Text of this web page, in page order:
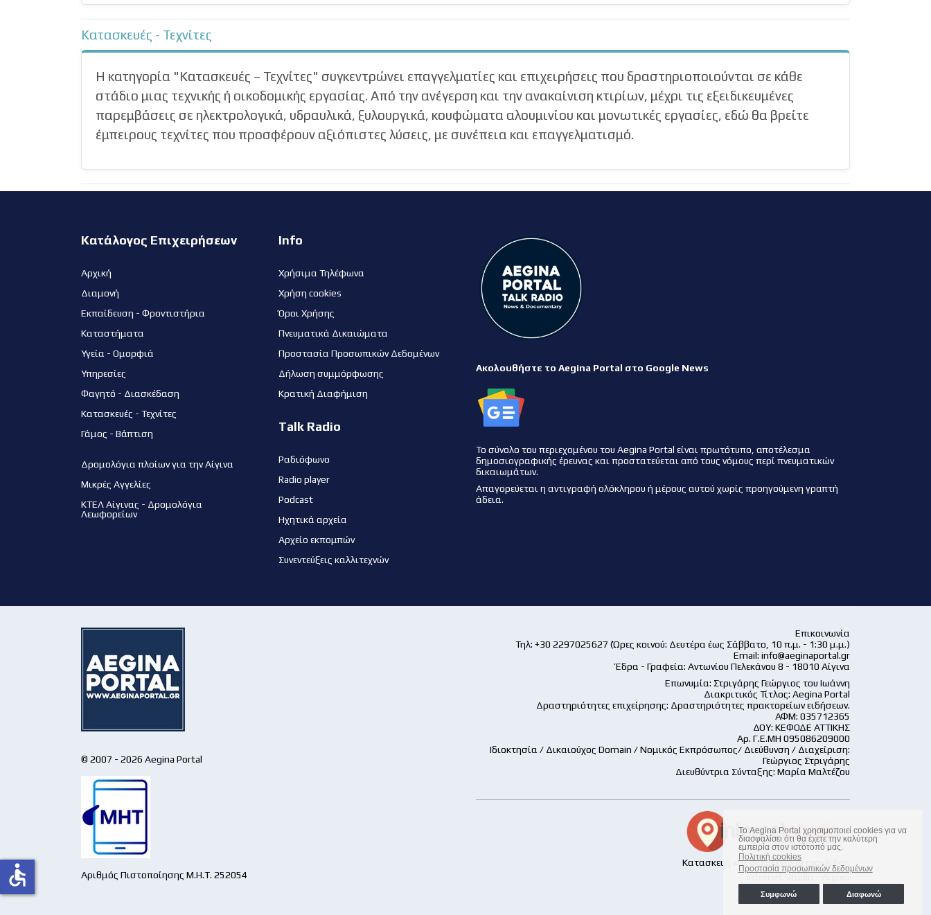
Το Aegina Portal χρησιμοποιεί cookies για να
διασφαλίσει ότι θα έχετε την καλύτερη
εμπειρία στον ιστότοπό μας.
Πολιτική cookies
Προστασία προσωπικών δεδομένων
Συμφωνώ Διαφωνώ
Κατασκευές - Τεχνίτες
Η κατηγορία "Κατασκευές – Τεχνίτες" συγκεντρώνει επαγγελματίες και επιχειρήσεις που δραστηριοποιούνται σε κάθε
στάδιο μιας τεχνικής ή οικοδομικής εργασίας. Από την ανέγερση και την ανακαίνιση κτιρίων, μέχρι τις εξειδικευμένες
παρεμβάσεις σε ηλεκτρολογικά, υδραυλικά, ξυλουργικά, κουφώματα αλουμινίου και μονωτικές εργασίες, εδώ θα βρείτε
έμπειρους τεχνίτες που προσφέρουν αξιόπιστες λύσεις, με συνέπεια και επαγγελματισμό.
Κατάλογος Επιχειρήσεων
Αρχική
Διαμονή
Εκπαίδευση - Φροντιστήρια
Καταστήματα
Υγεία - Ομορφιά
Υπηρεσίες
Φαγητό - Διασκέδαση
Κατασκευές - Τεχνίτες
Γάμος - Βάπτιση
Δρομολόγια πλοίων για την Αίγινα
Μικρές Αγγελίες
ΚΤΕΛ Αίγινας - Δρομολόγια
Λεωφορείων
Info
Χρήσιμα Τηλέφωνα
Χρήση cookies
Όροι Χρήσης
Πνευματικά Δικαιώματα
Προστασία Προσωπικών Δεδομένων
Δήλωση συμμόρφωσης
Κρατική Διαφήμιση
Talk Radio
Ραδιόφωνο
Radio player
Podcast
Ηχητικά αρχεία
Αρχείο εκπομπών
Συνεντεύξεις καλλιτεχνών
Ακολουθήστε το Aegina Portal στο Google News
Το σύνολο του περιεχομένου του Aegina Portal είναι πρωτότυπο, αποτέλεσμα
δημοσιογραφικής έρευνας και προστατεύεται από τους νόμους περί πνευματικών
δικαιωμάτων.
Απαγορεύεται η αντιγραφή ολόκληρου ή μέρους αυτού χωρίς προηγούμενη γραπτή
άδεια.
© 2007 - 2026 Aegina Portal
Αριθμός Πιστοποίησης Μ.Η.Τ. 252054
Επικοινωνία
Τηλ: +30 2297025627 (Ώρες κοινού: Δευτέρα έως Σάββατο, 10 π.μ. - 1:30 μ.μ.)
Email: info@aeginaportal.gr
Έδρα - Γραφεία: Αντωνίου Πελεκάνου 8 - 18010 Αίγινα
Επωνυμία: Στριγάρης Γεώργιος του Ιωάννη
Διακριτικός Τίτλος: Aegina Portal
Δραστηριότητες επιχείρησης: Δραστηριότητες πρακτορείων ειδήσεων.
ΑΦΜ: 035712365
ΔΟΥ: ΚΕΦΟΔΕ ΑΤΤΙΚΗΣ
Αρ. Γ.Ε.ΜΗ 095086209000
Ιδιοκτησία / Δικαιούχος Domain / Νομικός Εκπρόσωπος/ Διεύθυνση / Διαχείριση:
Γεώργιος Στριγάρης
Διευθύντρια Σύνταξης: Μαρία Μαλτέζου
Κατασκευή και Φιλοξενία Ιστοσελίδας
accessible